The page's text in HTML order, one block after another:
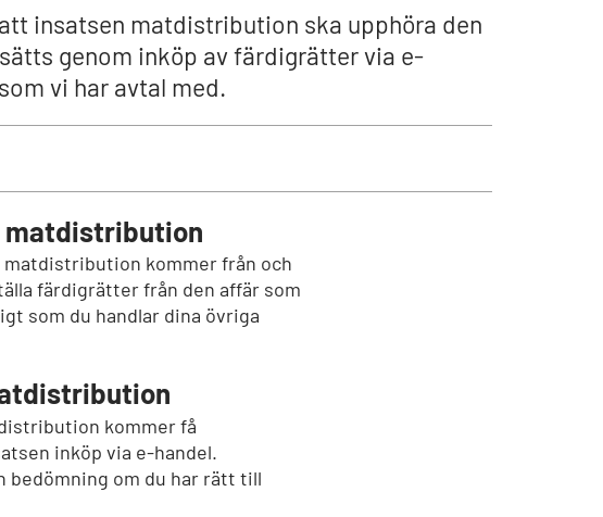
insatsen matdistribution ska upphöra den
genom inköp av färdigrätter via e-
vi har avtal med.
matdistribution
matdistribution kommer från och
färdigrätter från den affär som
som du handlar dina övriga
kommer få
inköp via e-handel.
bedömning om du har rätt till